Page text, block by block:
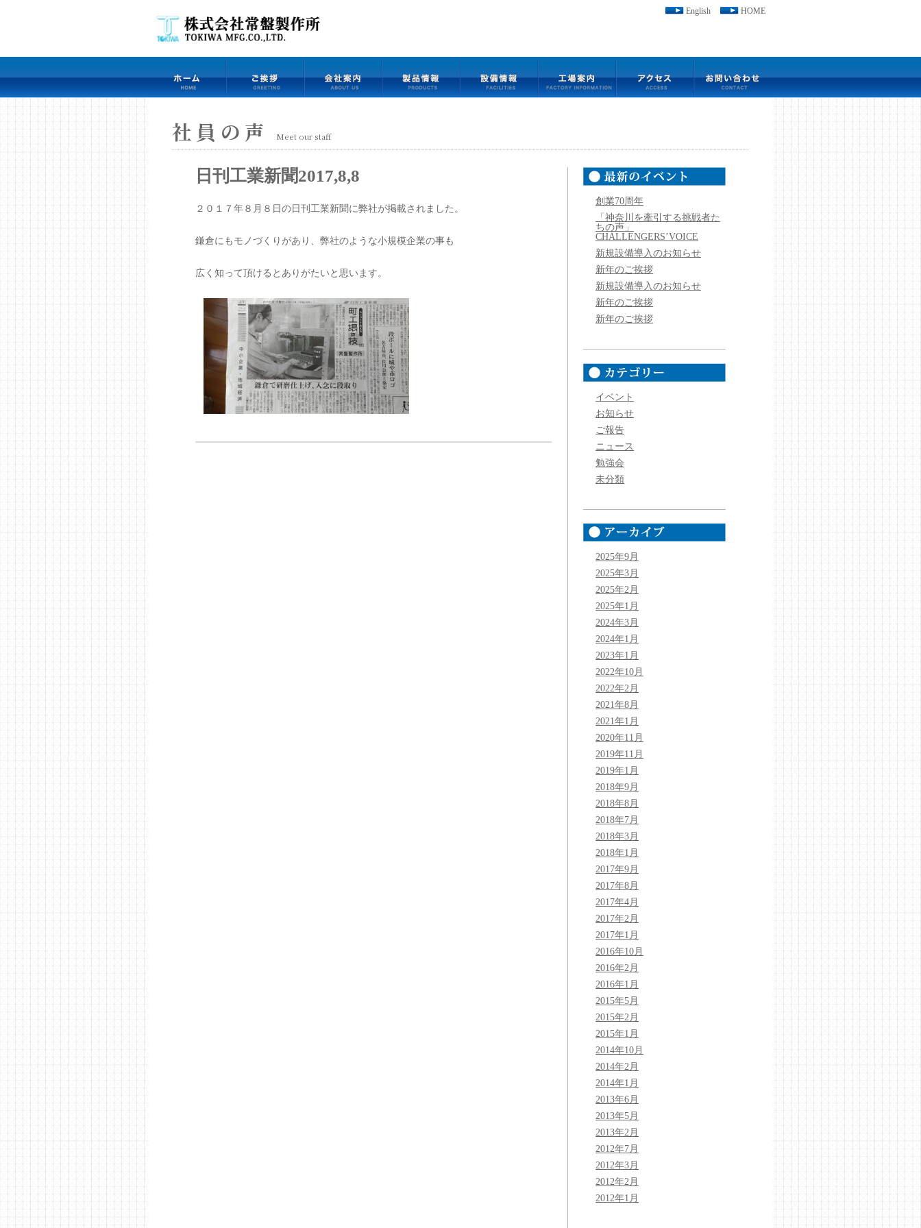
HOME
English
社員の声 Meet our staff
日刊工業新聞2017,8,8
２０１７年８月８日の日刊工業新聞に弊社が掲載されました。
鎌倉にもモノづくりがあり、弊社のような小規模企業の事も
広く知って頂けるとありがたいと思います。
創業70周年
「神奈川を牽引する挑戦者た
ちの声」
CHALLENGERS’VOICE
新規設備導入のお知らせ
新年のご挨拶
新規設備導入のお知らせ
新年のご挨拶
新年のご挨拶
イベント
お知らせ
ご報告
ニュース
勉強会
未分類
2025年9月
2025年3月
2025年2月
2025年1月
2024年3月
2024年1月
2023年1月
2022年10月
2022年2月
2021年8月
2021年1月
2020年11月
2019年11月
2019年1月
2018年9月
2018年8月
2018年7月
2018年3月
2018年1月
2017年9月
2017年8月
2017年4月
2017年2月
2017年1月
2016年10月
2016年2月
2016年1月
2015年5月
2015年2月
2015年1月
2014年10月
2014年2月
2014年1月
2013年6月
2013年5月
2013年2月
2012年7月
2012年3月
2012年2月
2012年1月